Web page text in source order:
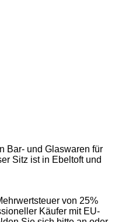
Bar- und Glaswaren für
Sitz ist in Ebeltoft und
von 25%
Käufer mit EU-